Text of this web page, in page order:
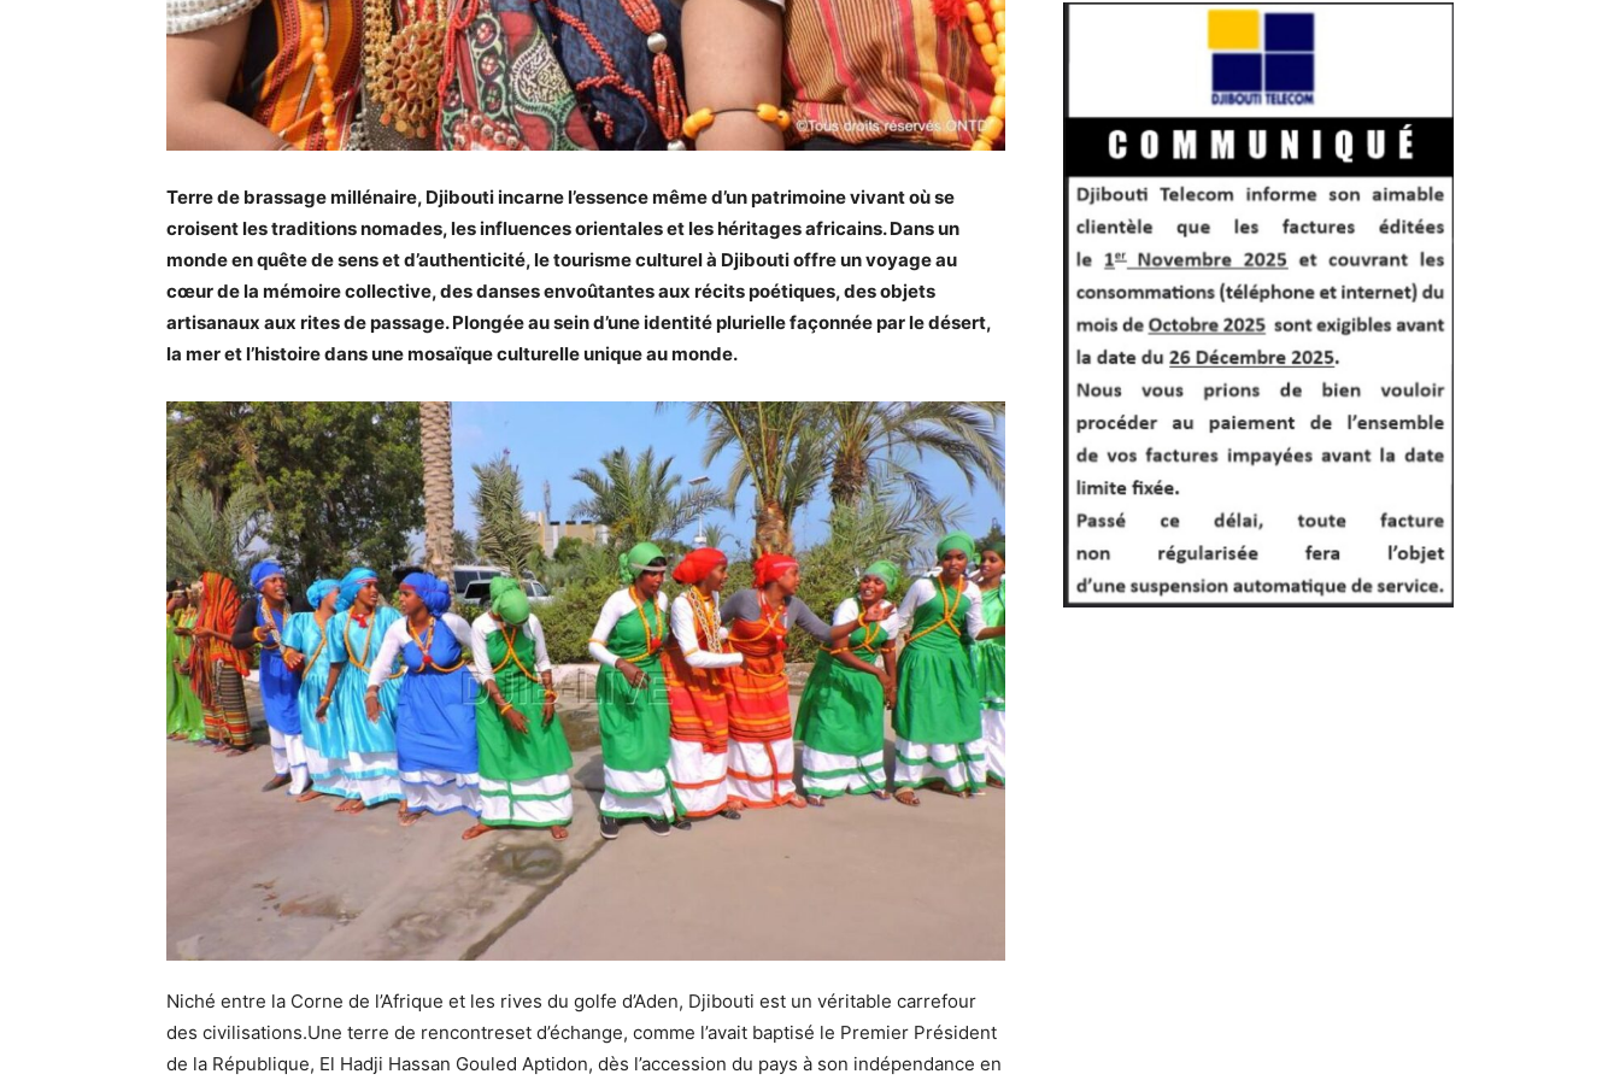
Terre de brassage millénaire, Djibouti incarne l’essence même d’un patrimoine vivant où se
croisent les traditions nomades, les influences orientales et les héritages africains. Dans un
monde en quête de sens et d’authenticité, le tourisme culturel à Djibouti offre un voyage au
cœur de la mémoire collective, des danses envoûtantes aux récits poétiques, des objets
artisanaux aux rites de passage. Plongée au sein d’une identité plurielle façonnée par le désert,
la mer et l’histoire dans une mosaïque culturelle unique au monde.
Niché entre la Corne de l’Afrique et les rives du golfe d’Aden, Djibouti est un véritable carrefour
des civilisations.Une terre de rencontreset d’échange, comme l’avait baptisé le Premier Président
de la République, El Hadji Hassan Gouled Aptidon, dès l’accession du pays à son indépendance en